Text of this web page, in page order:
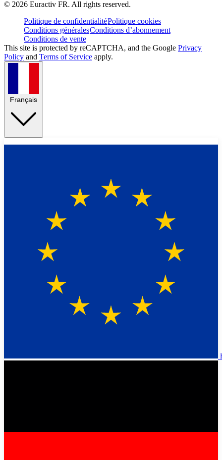
© 2026 Euractiv FR. All rights reserved.
Politique de confidentialitéPolitique cookies
Conditions généralesConditions d’abonnement
Conditions de vente
This site is protected by reCAPTCHA, and the Google Privacy
Policy and Terms of Service apply.
Français